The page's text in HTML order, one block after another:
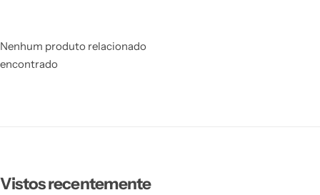
Nenhum produto relacionado
encontrado
Vistos recentemente